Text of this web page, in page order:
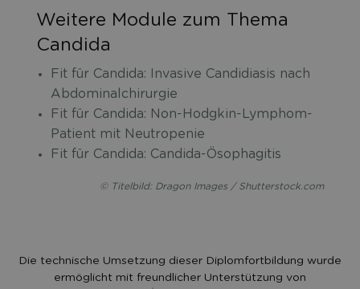
Weitere Module zum Thema
Candida
Fit für Candida: Invasive Candidiasis nach
Abdominalchirurgie
Fit für Candida: Non-Hodgkin-Lymphom-
Patient mit Neutropenie
Fit für Candida: Candida-Ösophagitis
© Titelbild: Dragon Images / Shutterstock.com
Die technische Umsetzung dieser Diplomfortbildung wurde
ermöglicht mit freundlicher Unterstützung von